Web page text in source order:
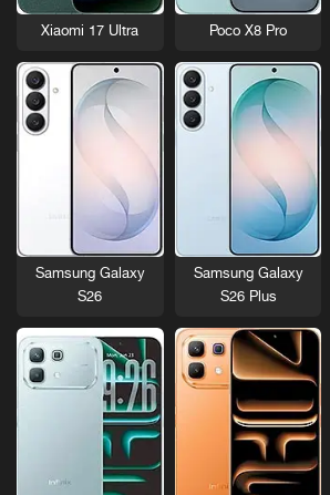
Poco X8 Pro
Xiaomi 17 Ultra
Samsung Galaxy
S26 Plus
Samsung Galaxy
S26